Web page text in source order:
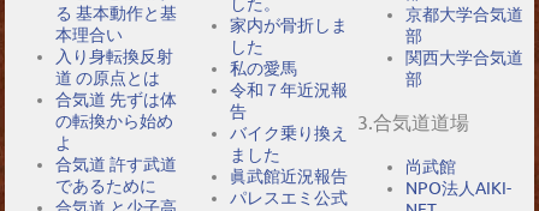
る 基本動作と基
本理合い
入り身転換反射
道 の原点とは
合気道 先ずは体
の転換から始め
よ
合気道 許す武道
であるために
家内が骨折しま
した
私の愛馬
令和７年近況報
告
バイク乗り換え
ました
眞武館近況報告
パレスエミ公式
京都大学合気道
部
関西大学合気道
部
3.合気道道場
尚武館
NPO法人AIKI-